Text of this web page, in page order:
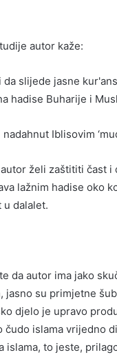
autor kaže:
da slijede jasne
hadise Buharije i
Iblisovim
želi zaštititi čast
lažnim hadise oko
u dalalet.
da autor ima jako
jasno su primjetne
djelo je upravo
čudo islama vrijedno
islama, to jeste,